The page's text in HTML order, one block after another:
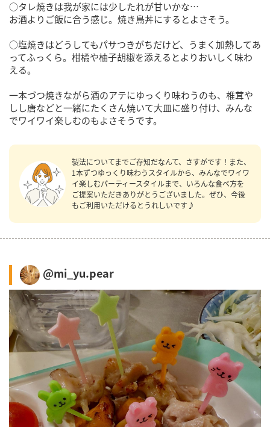
○タレ焼きは我が家には少したれが甘いかな…
お酒よりご飯に合う感じ。焼き鳥丼にするとよさそう。
○塩焼きはどうしてもパサつきがちだけど、うまく加熱してあ
ってふっくら。柑橘や柚子胡椒を添えるとよりおいしく味わ
える。
一本づつ焼きながら酒のアテにゆっくり味わうのも、椎茸や
しし唐などと一緒にたくさん焼いて大皿に盛り付け、みんな
でワイワイ楽しむのもよさそうです。
製法についてまでご存知だなんて、さすがです！また、
1本ずつゆっくり味わうスタイルから、みんなでワイワ
イ楽しむパーティースタイルまで、いろんな食べ方を
ご提案いただきありがとうございました。ぜひ、今後
もご利用いただけるとうれしいです♪
@mi_yu.pear